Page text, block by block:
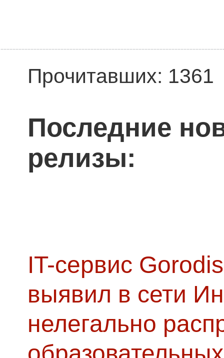
Прочитавших: 1361
Последние
релизы:
IT-сервис
выявил в сети
нелегально